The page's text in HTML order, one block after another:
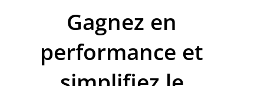
Gagnez en
performance et